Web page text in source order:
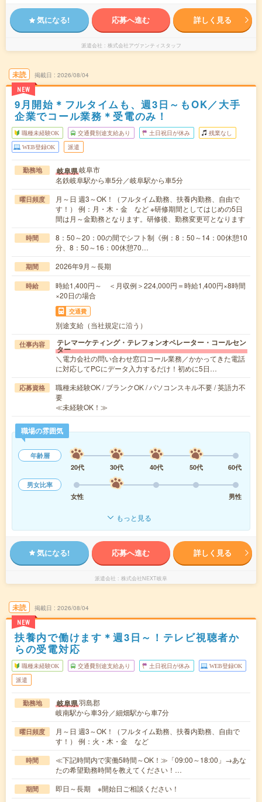
気になる! 応募へ進む 詳しく見る
派遣会社 株式会社アヴァンティスタッフ
未読
NEW
掲載日 2026/08/04
9月開始＊フルタイムも、週3日～もOK／大手
企業でコール業務＊受電のみ！
職種未経験OK 交通費別途支給あり 土日祝日が休み 残業なし
WEB登録OK 派遣
勤務地 岐阜県岐阜市
名鉄岐阜駅から車5分／岐阜駅から車5分
曜日頻度
月～日 週3～OK！（フルタイム勤務、扶養内勤務、自由で
す！） 例：月・木・金 など ※研修期間としてはじめの5日
間は月～金勤務となります。研修後、勤務変更可となります
時間
8：50～20：00の間でシフト制《例：8：50～14：00休憩10
分、8：50～16：00休憩70…
期間 2026年9月～長期
時給
時給1,400円～ ＜月収例＞224,000円＝時給1,400円×8時間
×20日の場合
交通費
別途支給（当社規定に沿う）
仕事内容 テレマーケティング・テレフォンオペレーター・コールセン
ター
＼電力会社の問い合わせ窓口コール業務／かかってきた電話
に対応してPCにデータ入力するだけ！初めに5日…
応募資格
職種未経験OK / ブランクOK / パソコンスキル不要 / 英語力不
要
≪未経験OK！≫
職場の雰囲気
年齢層
20代
30代 40代 50代
60代
男女比率
女性
男性
もっと見る
気になる! 応募へ進む 詳しく見る
派遣会社 株式会社NEXT岐阜
未読
NEW
掲載日 2026/08/04
扶養内で働けます＊週3日～！テレビ視聴者か
らの受電対応
職種未経験OK 交通費別途支給あり 土日祝日が休み WEB登録OK
派遣
勤務地 岐阜県羽島郡
岐南駅から車3分／細畑駅から車7分
曜日頻度
月～日 週3～OK！（フルタイム勤務、扶養内勤務、自由で
す！） 例：火・木・金 など
時間
≪下記時間内で実働5時間～OK！≫「09:00～18:00」→あな
たの希望勤務時間を教えてください！…
期間 即日～長期 ※開始日ご相談ください！